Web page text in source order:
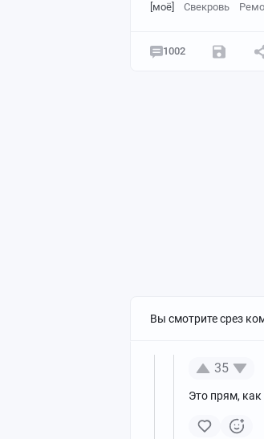
[моё] Свекровь
1002
Вы смотрите срез
35
Это прям,